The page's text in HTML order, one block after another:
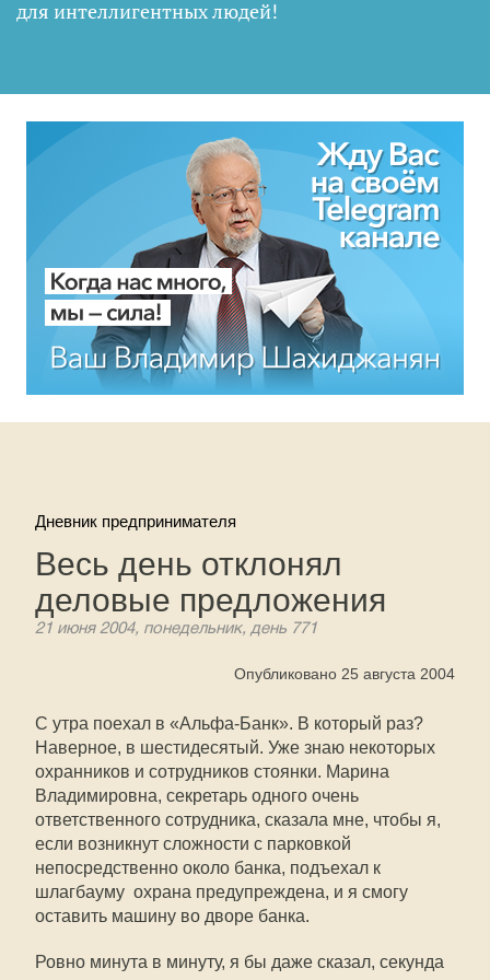
для интеллигентных людей!
Дневник предпринимателя
Весь день отклонял
деловые предложения
21 июня 2004, понедельник, день 771
Опубликовано 25 августа 2004
С утра поехал в «Альфа-Банк». В который раз?
Наверное, в шестидесятый. Уже знаю некоторых
охранников и сотрудников стоянки. Марина
Владимировна, секретарь одного очень
ответственного сотрудника, сказала мне, чтобы я,
если возникнут сложности с парковкой
непосредственно около банка, подъехал к
шлагбауму  охрана предупреждена, и я смогу
оставить машину во дворе банка.
Ровно минута в минуту, я бы даже сказал, секунда